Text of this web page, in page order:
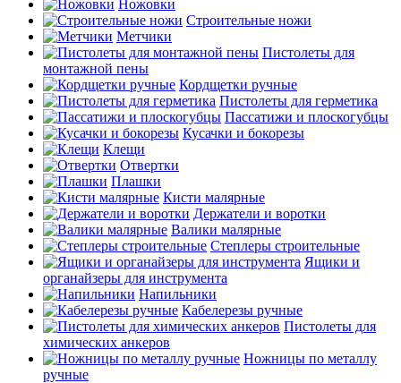
Ножовки
Строительные ножи
Метчики
Пистолеты для
монтажной пены
Кордщетки ручные
Пистолеты для герметика
Пассатижи и плоскогубцы
Кусачки и бокорезы
Клещи
Отвертки
Плашки
Кисти малярные
Держатели и воротки
Валики малярные
Степлеры строительные
Ящики и
органайзеры для инструмента
Напильники
Кабелерезы ручные
Пистолеты для
химических анкеров
Ножницы по металлу
ручные